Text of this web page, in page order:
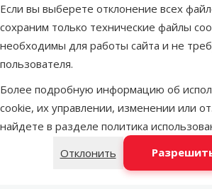
Если вы выберете отклонение всех
сохраним только технические файлы
необходимы для работы сайта и не
пользователя.
Более подробную информацию об
cookie, их управлении, изменении или
найдете в разделе политика
Отклонить
LATVIJAS PASTS почтовое
отделение
OMNIVA пакоматы
Добавить в